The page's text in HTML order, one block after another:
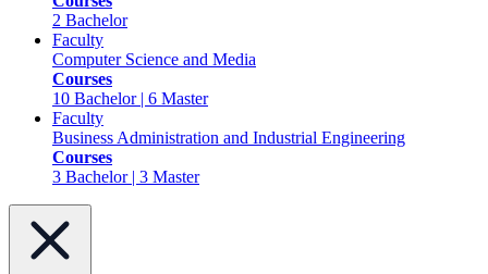
2 Bachelor
Faculty
Computer Science and Media
Courses
10 Bachelor | 6 Master
Faculty
Business Administration and Industrial Engineering
Courses
3 Bachelor | 3 Master